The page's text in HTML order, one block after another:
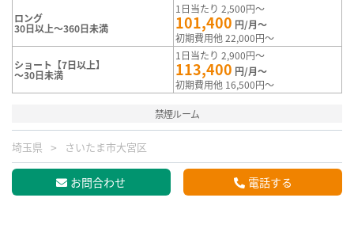
ロング
30日以上～360日未満
1日当たり 2,500円～
101,400 円/月～
初期費用他 22,000円～
ショート【7日以上】
～30日未満
1日当たり 2,900円～
113,400 円/月～
初期費用他 16,500円～
禁煙ルーム
埼玉県 さいたま市大宮区
お問合わせ 電話する